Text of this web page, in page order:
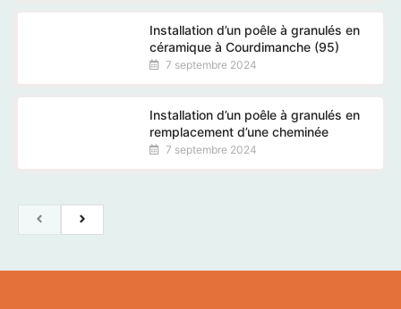
Installation d’un poêle à granulés en
céramique à Courdimanche (95)
7 septembre 2024
Installation d’un poêle à granulés en
remplacement d’une cheminée
7 septembre 2024